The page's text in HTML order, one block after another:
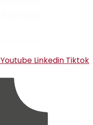
Youtube Linkedin Tiktok